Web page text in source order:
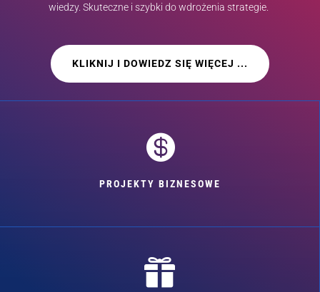
wiedzy. Skuteczne i szybki do wdrożenia strategie.
KLIKNIJ I DOWIEDZ SIĘ WIĘCEJ ...

PROJEKTY BIZNESOWE
